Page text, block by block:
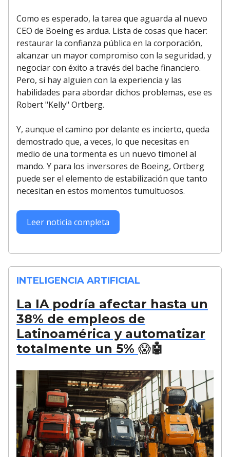
Como es esperado, la tarea que aguarda al nuevo
CEO de Boeing es ardua. Lista de cosas que hacer:
restaurar la confianza pública en la corporación,
alcanzar un mayor compromiso con la seguridad, y
negociar con éxito a través del bache financiero.
Pero, si hay alguien con la experiencia y las
habilidades para abordar dichos problemas, ese es
Robert "Kelly" Ortberg.
Y, aunque el camino por delante es incierto, queda
demostrado que, a veces, lo que necesitas en
medio de una tormenta es un nuevo timonel al
mando. Y para los inversores de Boeing, Ortberg
puede ser el elemento de estabilización que tanto
necesitan en estos momentos tumultuosos.
Leer noticia completa
INTELIGENCIA ARTIFICIAL
La IA podría afectar hasta un
38% de empleos de
Latinoamérica y automatizar
totalmente un 5% 😱🤖